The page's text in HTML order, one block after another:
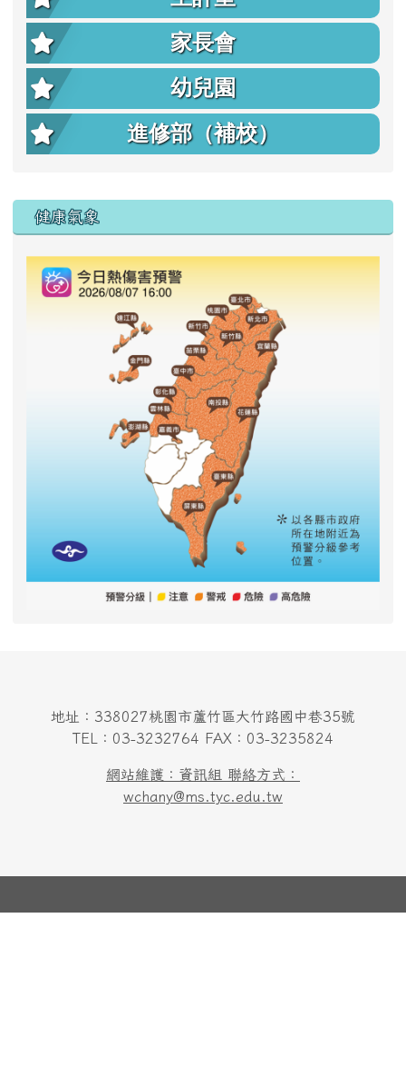
家長會
幼兒園
進修部（補校）
右邊區域內容
健康氣象
地址：338027桃園市蘆竹區大竹路國中巷35號
TEL：03-3232764 FAX：03-3235824
網站維護：資訊組 聯絡方式：
wchany@ms.tyc.edu.tw